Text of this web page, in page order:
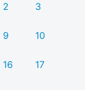
2 3
9 10
16 17